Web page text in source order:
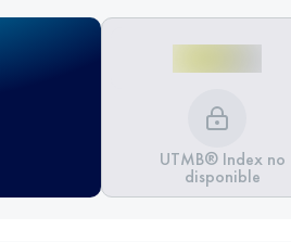
UTMB® Index no
disponible